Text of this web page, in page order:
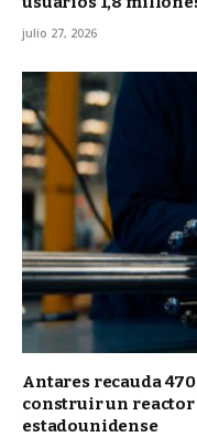
julio 27, 2026
Antares recauda
construir un
estadounidense